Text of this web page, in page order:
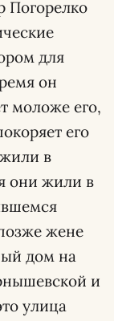
Погорелко
для
он
моложе его,
его
в
они жили в
жене
дом на
и
улица